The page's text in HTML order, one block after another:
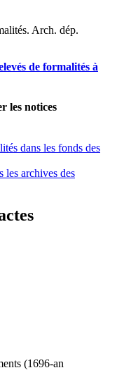
Arch. dép.
de formalités à
les notices
dans les fonds des
les archives des
(1696-an